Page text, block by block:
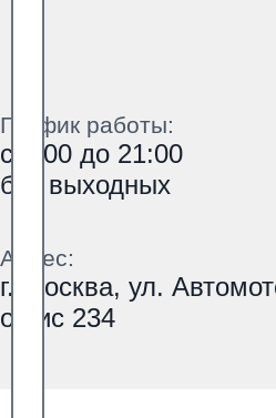
График работы:
с 9:00 до 21:00
без выходных
Адрес:
г. Москва, ул.
офис 234